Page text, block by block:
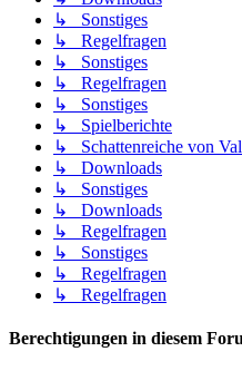
↳ Sonstiges
↳ Regelfragen
↳ Sonstiges
↳ Regelfragen
↳ Sonstiges
↳ Spielberichte
↳ Schattenreiche von
↳ Downloads
↳ Sonstiges
↳ Downloads
↳ Regelfragen
↳ Sonstiges
↳ Regelfragen
↳ Regelfragen
Berechtigungen in diesem